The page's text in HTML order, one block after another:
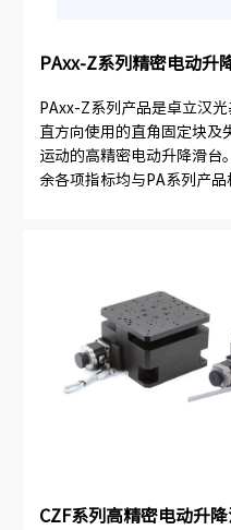
PAxx-Z系列精密电动升
PAxx-Z系列产品是卓立汉
直方向使用的直角固定块及
运动的高精密电动升降滑台
余各项指标均与PA系列产品
CZF系列高精密电动升